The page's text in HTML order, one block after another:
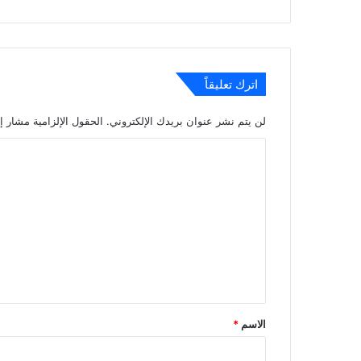
اترك تعليقاً
لن يتم نشر عنوان بريدك الإلكتروني. الحقول الإلزامية مشار
*
الاسم *